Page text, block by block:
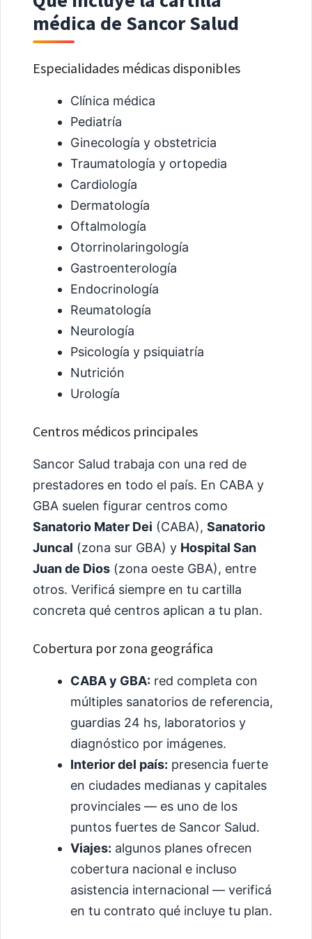
médica de Sancor Salud
Especialidades médicas disponibles
Clínica médica
Pediatría
Ginecología y obstetricia
Traumatología y ortopedia
Cardiología
Dermatología
Oftalmología
Otorrinolaringología
Gastroenterología
Endocrinología
Reumatología
Neurología
Psicología y psiquiatría
Nutrición
Urología
Centros médicos principales
Sancor Salud trabaja con una red de
prestadores en todo el país. En CABA y
GBA suelen figurar centros como
Sanatorio Mater Dei (CABA), Sanatorio
Juncal (zona sur GBA) y Hospital San
Juan de Dios (zona oeste GBA), entre
otros. Verificá siempre en tu cartilla
concreta qué centros aplican a tu plan.
Cobertura por zona geográfica
CABA y GBA: red completa con
múltiples sanatorios de referencia,
guardias 24 hs, laboratorios y
diagnóstico por imágenes.
Interior del país: presencia fuerte
en ciudades medianas y capitales
provinciales — es uno de los
puntos fuertes de Sancor Salud.
Viajes: algunos planes ofrecen
cobertura nacional e incluso
asistencia internacional — verificá
en tu contrato qué incluye tu plan.